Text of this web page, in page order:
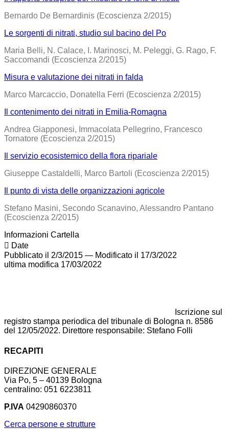
Bernardo De Bernardinis (Ecoscienza 2/2015)
Le sorgenti di nitrati, studio sul bacino del Po
Maria Belli, N. Calace, I. Marinosci, M. Peleggi, G. Rago, F.
Saccomandi (Ecoscienza 2/2015)
Misura e valutazione dei nitrati in falda
Marco Marcaccio, Donatella Ferri (Ecoscienza 2/2015)
Il contenimento dei nitrati in Emilia-Romagna
Andrea Giapponesi, Immacolata Pellegrino, Francesco
Tornatore (Ecoscienza 2/2015)
Il servizio ecosistemico della flora ripariale
Giuseppe Castaldelli, Marco Bartoli (Ecoscienza 2/2015)
Il punto di vista delle organizzazioni agricole
Stefano Masini, Secondo Scanavino, Alessandro Pantano
(Ecoscienza 2/2015)
Informazioni Cartella
Date
Pubblicato il 2/3/2015 — Modificato il 17/3/2022
ultima modifica 17/03/2022
Iscrizione sul
registro stampa periodica del tribunale di Bologna n. 8586
del 12/05/2022. Direttore responsabile: Stefano Folli
RECAPITI
DIREZIONE GENERALE
Via Po, 5 – 40139 Bologna
centralino: 051 6223811
P.IVA 04290860370
Cerca persone e strutture